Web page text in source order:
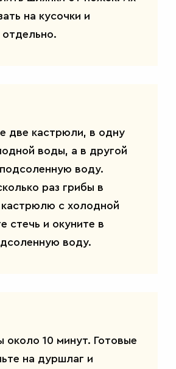
на кусочки и
две кастрюли, в одну
воды, а в другой
воду.
раз грибы в
с холодной
стечь и окуните в
воду.
около 10 минут. Готовые
на дуршлаг и